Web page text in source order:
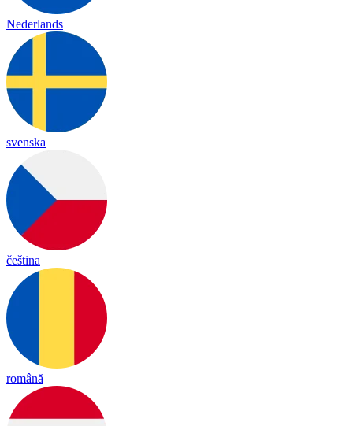
Nederlands
svenska
čeština
română